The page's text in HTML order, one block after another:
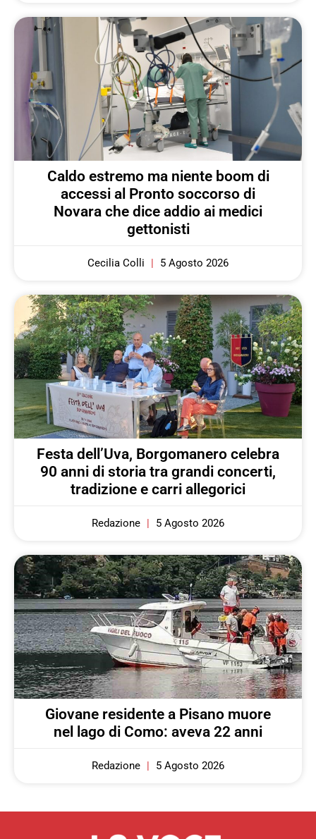
Caldo estremo ma niente boom di
accessi al Pronto soccorso di
Novara che dice addio ai medici
gettonisti
Cecilia Colli 5 Agosto 2026
Festa dell’Uva, Borgomanero celebra
90 anni di storia tra grandi concerti,
tradizione e carri allegorici
Redazione 5 Agosto 2026
Giovane residente a Pisano muore
nel lago di Como: aveva 22 anni
Redazione 5 Agosto 2026